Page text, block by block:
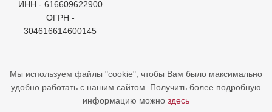
ИНН - 616609622900
ОГРН -
304616614600145
Мы используем файлы "cookie", чтобы Вам было максимально
удобно работать с нашим сайтом. Получить более подробную
информацию можно здесь